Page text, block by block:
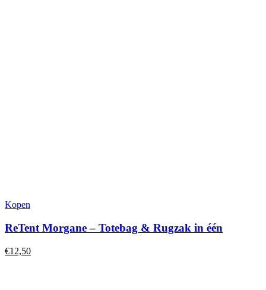
Kopen
ReTent Morgane – Totebag & Rugzak in één
€12,50